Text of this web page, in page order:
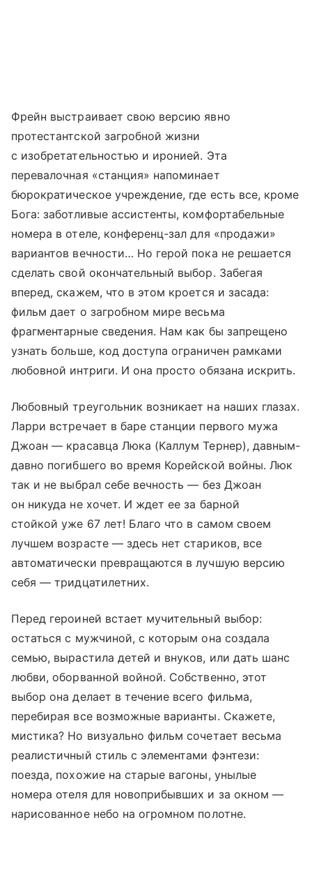
Фрейн выстраивает свою версию явно
протестантской загробной жизни
с изобретательностью и иронией. Эта
перевалочная «станция» напоминает
бюрократическое учреждение, где есть все, кроме
Бога: заботливые ассистенты, комфортабельные
номера в отеле, конференц-зал для «продажи»
вариантов вечности… Но герой пока не решается
сделать свой окончательный выбор. Забегая
вперед, скажем, что в этом кроется и засада:
фильм дает о загробном мире весьма
фрагментарные сведения. Нам как бы запрещено
узнать больше, код доступа ограничен рамками
любовной интриги. И она просто обязана искрить.
Любовный треугольник возникает на наших глазах.
Ларри встречает в баре станции первого мужа
Джоан — красавца Люка (Каллум Тернер), давным-
давно погибшего во время Корейской войны. Люк
так и не выбрал себе вечность — без Джоан
он никуда не хочет. И ждет ее за барной
стойкой уже 67 лет! Благо что в самом своем
лучшем возрасте — здесь нет стариков, все
автоматически превращаются в лучшую версию
себя — тридцатилетних.
Перед героиней встает мучительный выбор:
остаться с мужчиной, с которым она создала
семью, вырастила детей и внуков, или дать шанс
любви, оборванной войной. Собственно, этот
выбор она делает в течение всего фильма,
перебирая все возможные варианты. Скажете,
мистика? Но визуально фильм сочетает весьма
реалистичный стиль с элементами фэнтези:
поезда, похожие на старые вагоны, унылые
номера отеля для новоприбывших и за окном —
нарисованное небо на огромном полотне.